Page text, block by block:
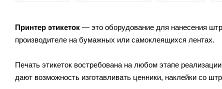
Принтер этикеток — это оборудование для нанесения
производителе на бумажных или самоклеящихся лентах.
Печать этикеток востребована на любом этапе
дают возможность изготавливать ценники, наклейки со